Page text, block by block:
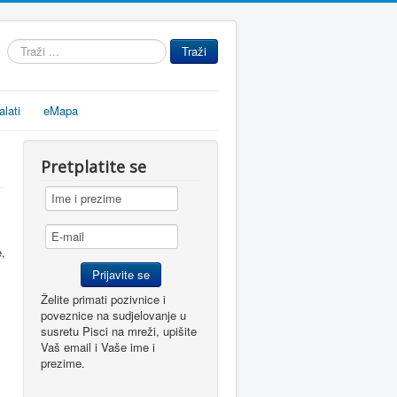
Traži
...
Traži
eMapa
Pretplatite se
Želite primati pozivnice i
poveznice na sudjelovanje u
susretu Pisci na mreži, upišite
Vaš email i Vaše ime i
prezime.